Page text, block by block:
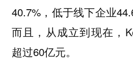
40.7%，低于线下企业
而且，从成立到现在，
超过60亿元。